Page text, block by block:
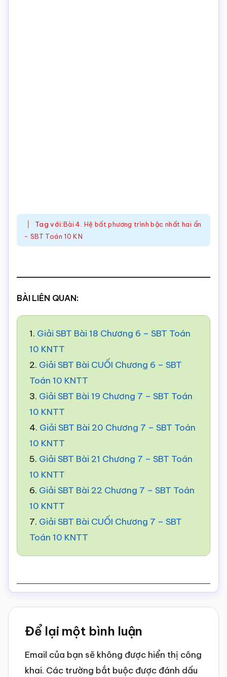
Tag với:Bài 4. Hệ bất phương trình bậc nhất hai ẩn
- SBT Toán 10 KN
BÀI LIÊN QUAN:
1. Giải SBT Bài 18 Chương 6 – SBT Toán
10 KNTT
2. Giải SBT Bài CUỐI Chương 6 – SBT
Toán 10 KNTT
3. Giải SBT Bài 19 Chương 7 – SBT Toán
10 KNTT
4. Giải SBT Bài 20 Chương 7 – SBT Toán
10 KNTT
5. Giải SBT Bài 21 Chương 7 – SBT Toán
10 KNTT
6. Giải SBT Bài 22 Chương 7 – SBT Toán
10 KNTT
7. Giải SBT Bài CUỐI Chương 7 – SBT
Toán 10 KNTT
Reader
Interactions
Để lại một bình luận
Email của bạn sẽ không được hiển thị công
khai. Các trường bắt buộc được đánh dấu